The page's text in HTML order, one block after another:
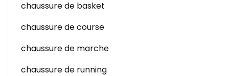
chaussure de basket
chaussure de course
chaussure de marche
chaussure de running